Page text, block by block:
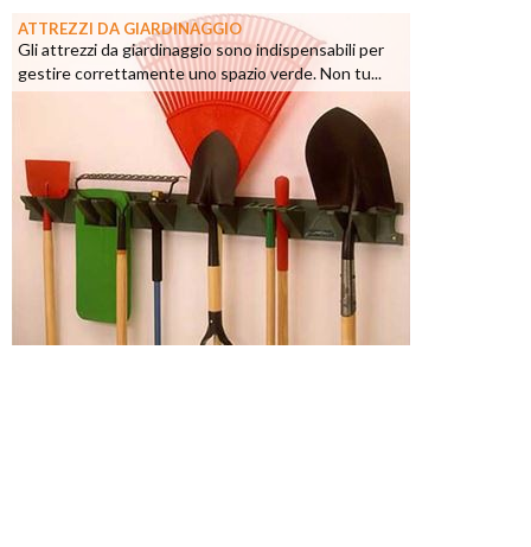
ATTREZZI DA GIARDINAGGIO
Gli attrezzi da giardinaggio sono indispensabili per
gestire correttamente uno spazio verde. Non tu...